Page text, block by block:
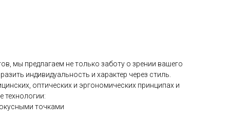
мы предлагаем не только заботу о зрении вашего
индивидуальность и характер через стиль.
оптических и эргономических принципах и
технологии:
точками